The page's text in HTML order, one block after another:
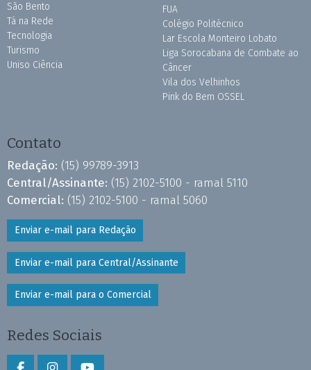
São Bento
Tá na Rede
Tecnologia
Turismo
Uniso Ciência
FUA
Colégio Politécnico
Lar Escola Monteiro Lobato
Liga Sorocabana de Combate ao
Câncer
Vila dos Velhinhos
Pink do Bem OSSEL
Contato
Redação: (15) 99789-3913
Central/Assinante: (15) 2102-5100 - ramal 5110
Comercial: (15) 2102-5100 - ramal 5060
Enviar e-mail para Redação
Enviar e-mail para Central/Assinante
Enviar e-mail para o Comercial
Redes Sociais